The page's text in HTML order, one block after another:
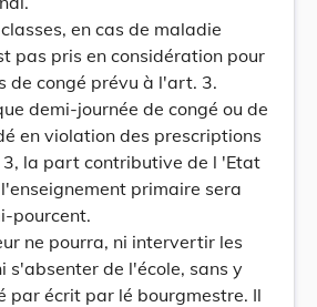
en cas de maladie
pas pris en considération pour
de congé prévu à l'art. 3.
demi-journée de congé ou de
en violation des prescriptions
la part contributive de l 'Etat
primaire sera
pourcent.
ne pourra, ni intervertir les
s'absenter de l'école, sans y
par écrit par lé bourgmestre. Il